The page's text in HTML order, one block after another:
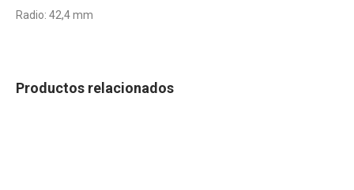
Radio: 42,4 mm
Productos relacionados